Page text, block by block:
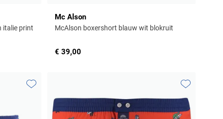
italie print
Mc Alson
McAlson boxershort blauw wit blokruit
€ 39,00